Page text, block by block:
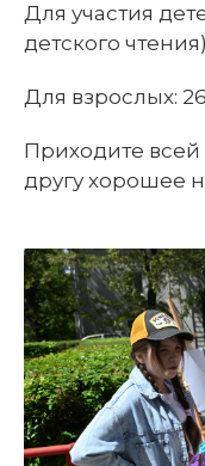
Для участия
детского
Для взрослых:
Приходите
другу хорошее